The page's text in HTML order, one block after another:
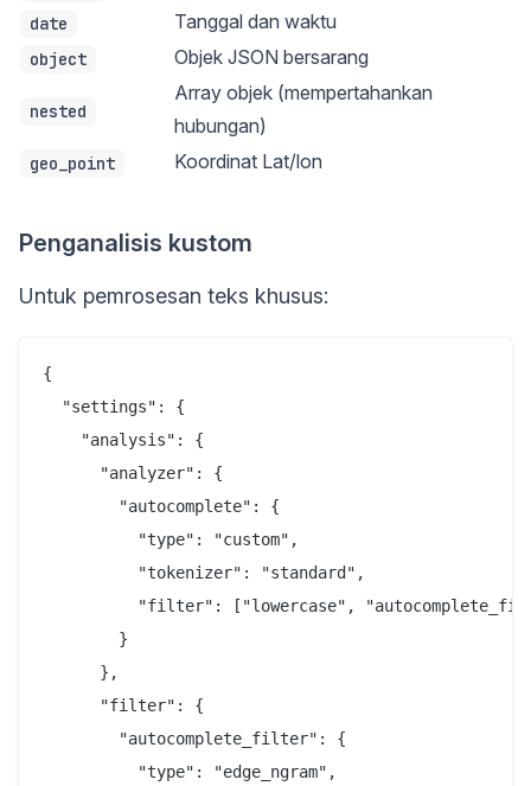
date Tanggal dan waktu
object Objek JSON bersarang
nested
Array objek (mempertahankan
hubungan)
geo_point Koordinat Lat/lon
Penganalisis kustom
Untuk pemrosesan teks khusus:
{
  "settings": {
    "analysis": {
      "analyzer": {
        "autocomplete": {
          "type": "custom",
          "tokenizer": "standard",
"filter": ["lowercase",
        }
      },
      "filter": {
        "autocomplete_filter": {
          "type": "edge_ngram",